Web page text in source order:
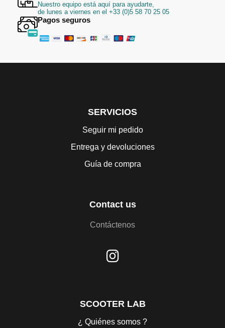
Nuestro equipo está aquí para ayudarte,
de lunes a viernes en el +33 (0)5 58 70 25 05
Pagos seguros
SERVICIOS
Seguir mi pedido
Entrega y devoluciones
Guía de compra
Contact us
Contáctenos
SCOOTER LAB
¿ Quiénes somos ?